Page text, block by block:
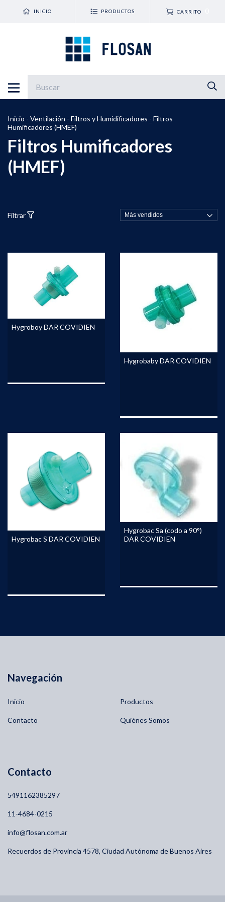
INICIO PRODUCTOS CARRITO
Inicio - Ventilación - Filtros y Humidificadores - Filtros
Humificadores (HMEF)
Filtros Humificadores
(HMEF)
Filtrar
Hygroboy DAR COVIDIEN
Hygrobaby DAR COVIDIEN
Hygrobac S DAR COVIDIEN
Hygrobac Sa (codo a 90°)
DAR COVIDIEN
Navegación
Inicio Productos
Contacto Quiénes Somos
Contacto
5491162385297
11-4684-0215
info@flosan.com.ar
Recuerdos de Provincia 4578, Ciudad Autónoma de Buenos Aires